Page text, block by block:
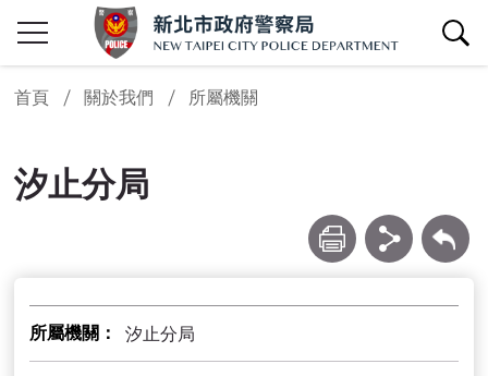
查詢區開關
首頁 關於我們 所屬機關
汐止分局
列印 分享 回上一頁
所屬機關 汐止分局